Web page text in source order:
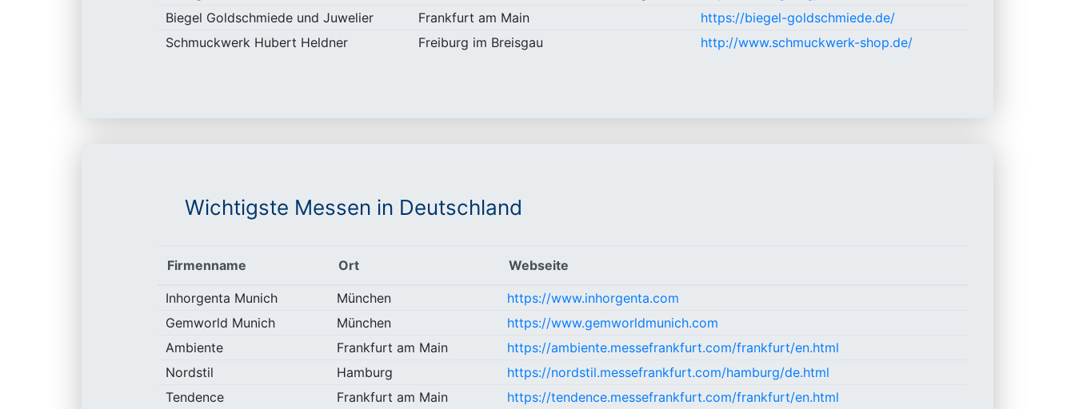
Biegel Goldschmiede und Juwelier
Frankfurt am Main
https://biegel-goldschmiede.de/
Schmuckwerk Hubert Heldner
Freiburg im Breisgau http://www.schmuckwerk-shop.de/
Wichtigste Messen in Deutschland
Firmenname Ort Webseite
Inhorgenta Munich München
https://www.inhorgenta.com
Gemworld Munich
München
https://www.gemworldmunich.com
Ambiente
Frankfurt am Main
https://ambiente.messefrankfurt.com/frankfurt/en.html
Nordstil
Hamburg
https://nordstil.messefrankfurt.com/hamburg/de.html
Tendence
Frankfurt am Main https://tendence.messefrankfurt.com/frankfurt/en.html